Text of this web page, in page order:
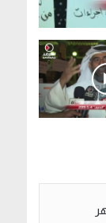
الإرادة
خمر؟!.